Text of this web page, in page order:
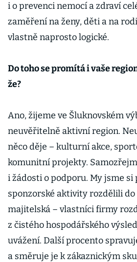
i o prevenci nemocí a zdraví
zaměření na ženy, děti a na
vlastně naprosto logické.
Do toho se promítá i vaše
že?
Ano, žijeme ve Šluknovském
neuvěřitelně aktivní region.
něco děje – kulturní akce,
komunitní projekty.
i žádosti o podporu. My jsme si
sponzorské aktivity rozdělili
majitelská – vlastníci firmy
z čistého hospodářského
uvážení. Další procento
a směruje je k zákaznickým